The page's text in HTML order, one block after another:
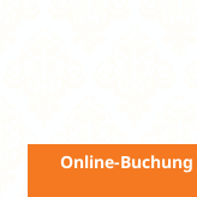
Online-Buchung